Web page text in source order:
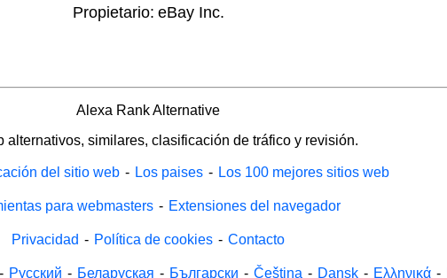
Propietario: eBay Inc.
Alexa Rank Alternative
alternativos, similares, clasificación de tráfico y revisión.
del sitio web - Los paises - Los 100 mejores sitios web
para webmasters - Extensiones del navegador
Privacidad - Política de cookies - Contacto
- Русский - Беларуская - Български - Čeština - Dansk - Ελληνικά -